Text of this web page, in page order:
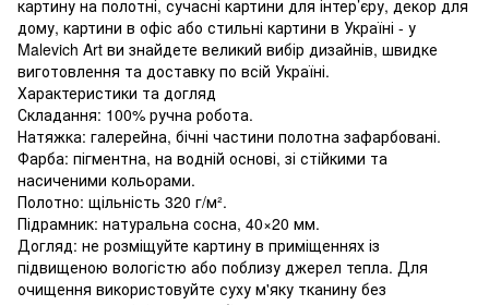
картину на полотні, сучасні картини для інтер’єру, декор для
дому, картини в офіс або стильні картини в Україні - у
Malevich Art ви знайдете великий вибір дизайнів, швидке
виготовлення та доставку по всій Україні.
Характеристики та догляд
Складання: 100% ручна робота.
Натяжка: галерейна, бічні частини полотна зафарбовані.
Фарба: пігментна, на водній основі, зі стійкими та
насиченими кольорами.
Полотно: щільність 320 г/м².
Підрамник: натуральна сосна, 40×20 мм.
Догляд: не розміщуйте картину в приміщеннях із
підвищеною вологістю або поблизу джерел тепла. Для
очищення використовуйте суху м'яку тканину без